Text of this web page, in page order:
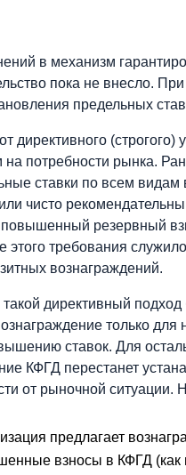
в механизм
пока не внесло.
предельных
директивного
потребности рынка.
ставки по всем видам
чисто
повышенный резервный
этого требования
вознаграждений.
директивный подход
только
ставок. Для
КФГД перестанет
от рыночной ситуации.
предлагает
взносы в КФГД